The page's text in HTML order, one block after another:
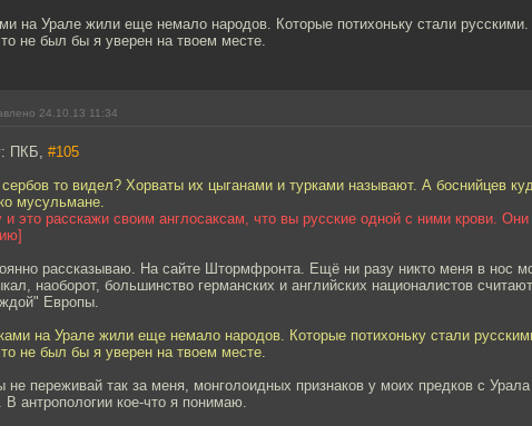
на Урале жили еще немало народов. Которые потихоньку стали
не был бы я уверен на твоем месте.
24.10.13 11:34
ПКБ, #105
то видел? Хорваты их цыганами и турками называют. А боснийцев
мусульмане.
и это расскажи своим англосаксам, что вы русские одной с ними крови.
рассказываю. На сайте Штормфронта. Ещё ни разу никто меня в нос
наоборот, большинство германских и английских националистов
Европы.
на Урале жили еще немало народов. Которые потихоньку стали
не был бы я уверен на твоем месте.
не переживай так за меня, монголоидных признаков у моих предков с
В антропологии кое-что я понимаю.